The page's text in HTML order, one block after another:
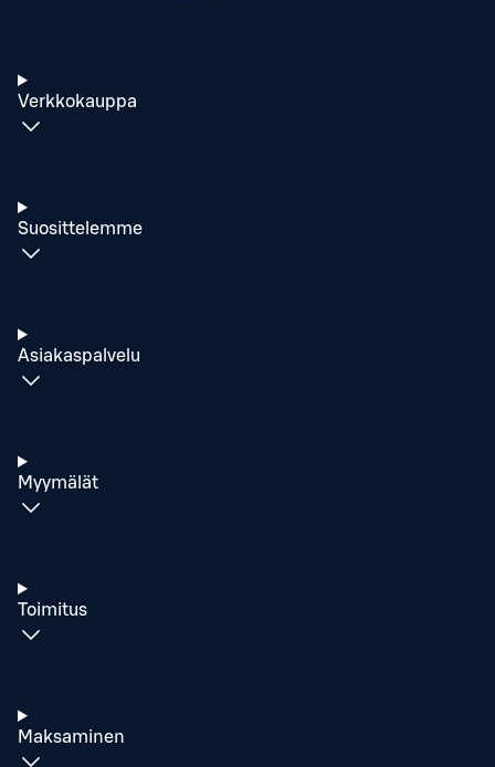
Verkkokauppa
Suosittelemme
Asiakaspalvelu
Myymälät
Toimitus
Maksaminen